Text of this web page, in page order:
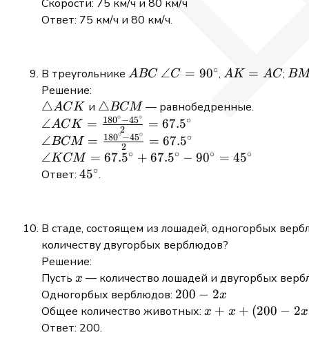
+
340
-
=
310
\Rightarrow
Скорости: 75 км/ч и 80 км/ч
Ответ: 75 км/ч и 80 км/ч.
В треугольнике ABC
ABC \angle C
90^{\circ}
∠C = 90∘, AK
AC
AK = AC; BM
BM
Решение:
\triangle
ACK
△ACK и \triangle
BCM
△BCM— равнобедренные.
\angle ACK =
\frac{180^\circ
- 45^\circ}{2}
= 67.5^\circ
∠ACK = 2
180∘−45∘ = 67.5∘
\angle BCM =
\frac{180^\circ
- 45^\circ}{2}
∠BCM = 2
180∘−45∘ = 67.5∘
\angle
KCM =
67.5^\circ
- 90^\circ
=
45^\circ
∠K CM = 67.5∘ + 67.5∘ − 90∘ = 45∘
Ответ: 45^\circ
45∘.
В стаде, состоящем из лошадей, одногорбых
количеству двугорбых верблюдов?
Решение:
Пусть x
x — количество лошадей и двугорбых
Одногорбых верблюдов: 200
-
200 − 2x
Общее количество животных: x +
x + x + (200 − 2x
Ответ: 200.